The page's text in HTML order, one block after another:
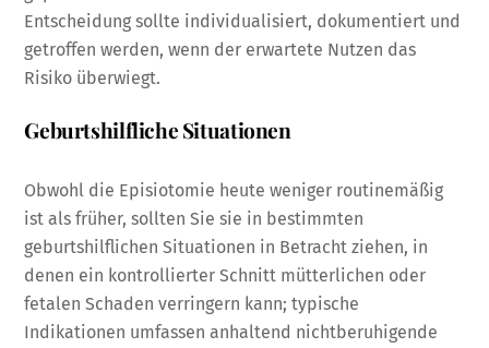
Entscheidung sollte individualisiert, dokumentiert und
getroffen werden, wenn der erwartete Nutzen das
Risiko überwiegt.
Geburtshilfliche Situationen
Obwohl die Episiotomie heute weniger routinemäßig
ist als früher, sollten Sie sie in bestimmten
geburtshilflichen Situationen in Betracht ziehen, in
denen ein kontrollierter Schnitt mütterlichen oder
fetalen Schaden verringern kann; typische
Indikationen umfassen anhaltend nichtberuhigende